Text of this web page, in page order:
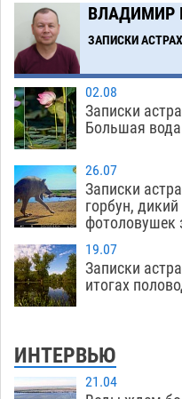
10:43
Астраханский
споре за
ВЛАДИМИР
ЗАПИСКИ
02.08
Записки
Большая
26.07
Записки
горбун, дикий
фотоловушек
19.07
Записки
итогах
ИНТЕРВЬЮ
21.04